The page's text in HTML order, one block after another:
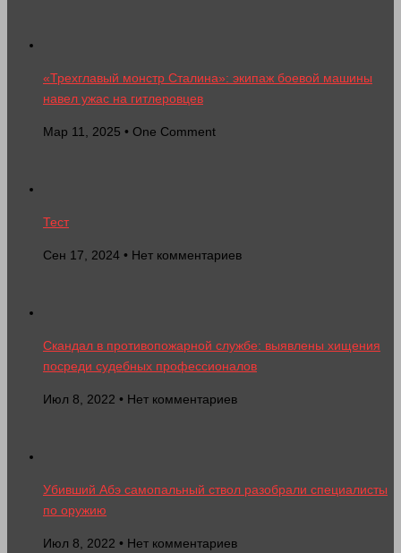
«Трехглавый монстр Сталина»: экипаж боевой машины
навел ужас на гитлеровцев
Мар 11, 2025 • One Comment
Тест
Сен 17, 2024 • Нет комментариев
Скандал в противопожарной службе: выявлены хищения
посреди судебных профессионалов
Июл 8, 2022 • Нет комментариев
Убивший Абэ самопальный ствол разобрали специалисты
по оружию
Июл 8, 2022 • Нет комментариев